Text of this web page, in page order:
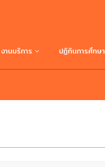
งานบริการ
ศึกษาต่อ มจพ.
บริการดาวน์โหลดเอกสาร
ปฏิทินการศึกษา